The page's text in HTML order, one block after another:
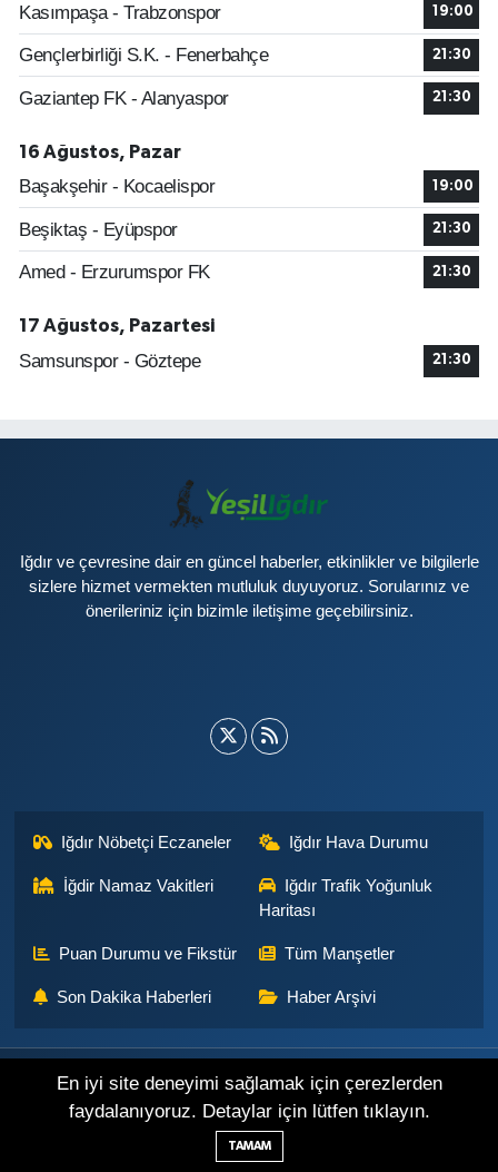
Kasımpaşa - Trabzonspor 19:00
Gençlerbirliği S.K. - Fenerbahçe 21:30
Gaziantep FK - Alanyaspor 21:30
16 Ağustos, Pazar
Başakşehir - Kocaelispor 19:00
Beşiktaş - Eyüpspor 21:30
Amed - Erzurumspor FK 21:30
17 Ağustos, Pazartesi
Samsunspor - Göztepe 21:30
Iğdır ve çevresine dair en güncel haberler, etkinlikler ve bilgilerle
sizlere hizmet vermekten mutluluk duyuyoruz. Sorularınız ve
önerileriniz için bizimle iletişime geçebilirsiniz.
Iğdır Nöbetçi Eczaneler Iğdır Hava Durumu
İğdir Namaz Vakitleri
Iğdır Trafik Yoğunluk
Haritası
Puan Durumu ve Fikstür Tüm Manşetler
Son Dakika Haberleri Haber Arşivi
Künye İletişim Çerez Politikası Gizlilik ilkeleri
Haber Yazılımı:TE Bilişim
En iyi site deneyimi sağlamak için çerezlerden
faydalanıyoruz. Detaylar için lütfen tıklayın.
TAMAM